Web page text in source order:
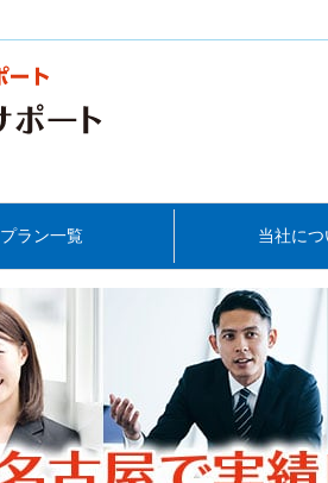
プラン一覧 当社につ